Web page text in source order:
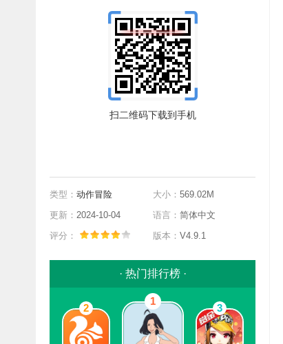
扫二维码下载到手机
类型： 动作冒险 大小： 569.02M
更新： 2024-10-04 语言： 简体中文
评分：
版本： V4.9.1
· 热门排行榜 ·
1
2 3